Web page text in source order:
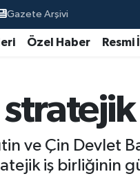
Gazete Arşivi
Özel Haber Resmi
ve Çin Devlet
iş birliğinin